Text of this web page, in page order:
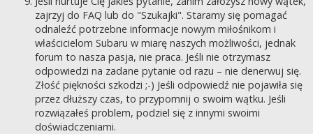
zajrzyj do FAQ lub do "Szukajki". Staramy się pomagać
odnaleźć potrzebne informacje nowym miłośnikom i
właścicielom Subaru w miarę naszych możliwości, jednak
forum to nasza pasja, nie praca. Jeśli nie otrzymasz
odpowiedzi na zadane pytanie od razu – nie denerwuj się.
Złość piękności szkodzi ;-) Jeśli odpowiedź nie pojawiła się
przez dłuższy czas, to przypomnij o swoim wątku. Jeśli
rozwiązałeś problem, podziel się z innymi swoimi
doświadczeniami.